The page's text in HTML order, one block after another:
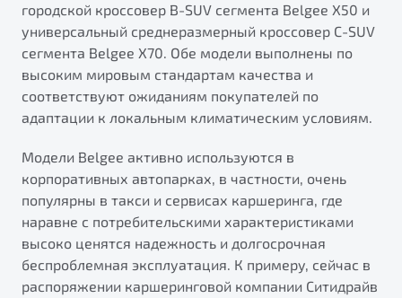
от 2 499 990 ₽*
Запись на сервис
Калькулятор ТО
Клиентская поддержка
городской кроссовер B-SUV сегмента Belgee X50 и
универсальный среднеразмерный кроссовер C-SUV
сегмента Belgee X70. Обе модели выполнены по
высоким мировым стандартам качества и
соответствуют ожиданиям покупателей по
адаптации к локальным климатическим условиям.
Модели Belgee активно используются в
корпоративных автопарках, в частности, очень
популярны в такси и сервисах каршеринга, где
наравне с потребительскими характеристиками
высоко ценятся надежность и долгосрочная
беспроблемная эксплуатация. К примеру, сейчас в
распоряжении каршеринговой компании Ситидрайв